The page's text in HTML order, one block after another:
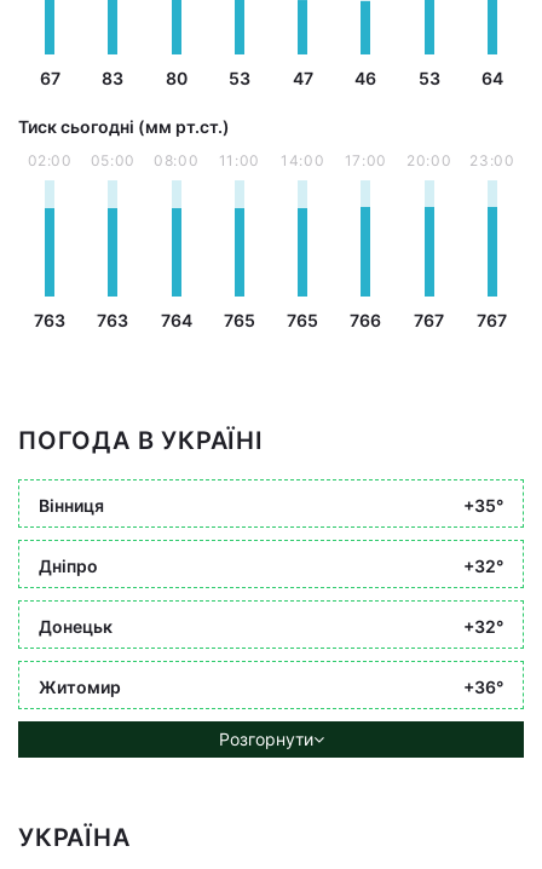
67 83 80 53 47 46 53 64
Тиск сьогодні (мм рт.ст.)
02:00
763
05:00
763
08:00
764
11:00
765
14:00
765
17:00
766
20:00
767
23:00
767
ПОГОДА В УКРАЇНІ
Вінниця +35°
Дніпро +32°
Донецьк +32°
Житомир +36°
Розгорнути
УКРАЇНА